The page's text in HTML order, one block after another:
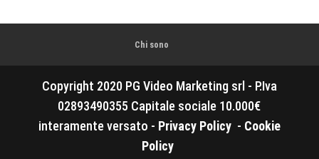
Chi sono
Copyright 2020 PG Video Marketing srl - P.Iva
02893490355 Capitale sociale 10.000€
interamente versato - Privacy Policy - Cookie
Policy